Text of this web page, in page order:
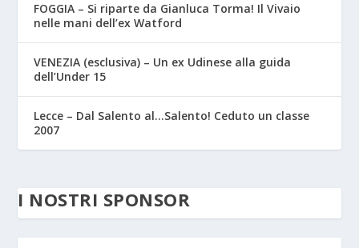
FOGGIA – Si riparte da Gianluca Torma! Il Vivaio
nelle mani dell’ex Watford
VENEZIA (esclusiva) – Un ex Udinese alla guida
dell’Under 15
Lecce – Dal Salento al…Salento! Ceduto un classe
2007
I NOSTRI SPONSOR